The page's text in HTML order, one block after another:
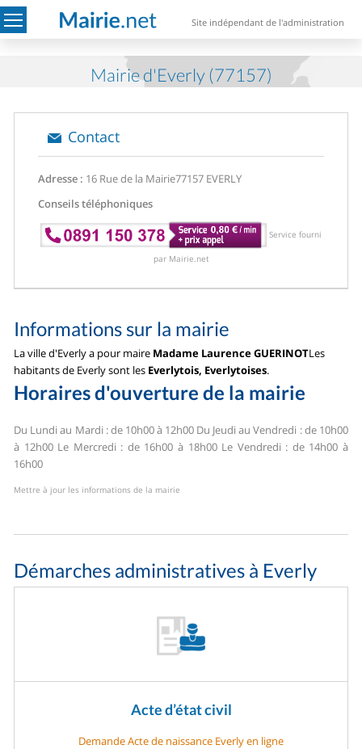
Site indépendant de l'administration
Mairie d'Everly (77157)
Contact
Adresse : 16 Rue de la Mairie77157 EVERLY
Conseils téléphoniques
Service fourni
par Mairie.net
Informations sur la mairie
La ville d'Everly a pour maire Madame Laurence GUERINOTLes
habitants de Everly sont les Everlytois, Everlytoises.
Horaires d'ouverture de la mairie
Du Lundi au Mardi : de 10h00 à 12h00 Du Jeudi au Vendredi : de 10h00
à 12h00Le Mercredi : de 16h00 à 18h00Le Vendredi : de 14h00 à
16h00
Mettre à jour les informations de la mairie
Démarches administratives à Everly
Acte d’état civil
Demande Acte de naissance Everly en ligne